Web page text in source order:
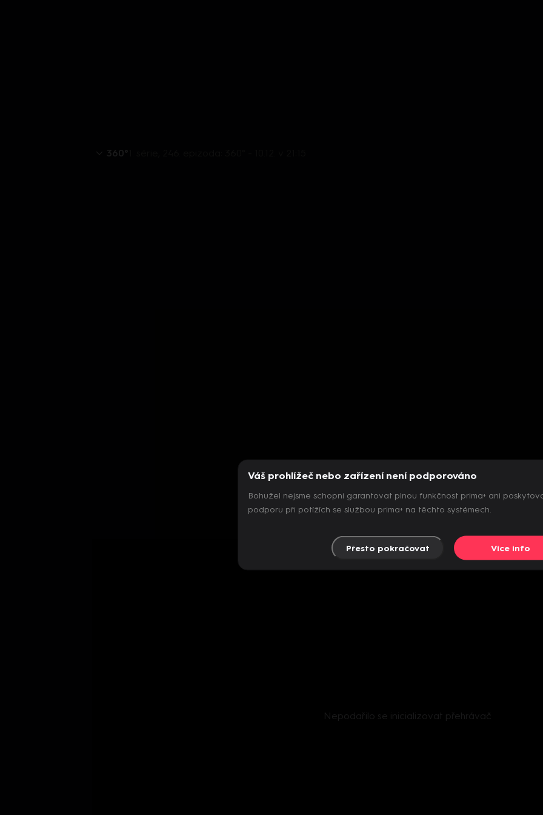
Nepodařilo se inicializovat přehrávač
Váš prohlížeč nebo zařízení není podporováno
Bohužel nejsme schopni garantovat plnou funkčnost prima+ ani
podporu při potížích se službou prima+ na těchto systémech.
Přesto pokračovat Více info